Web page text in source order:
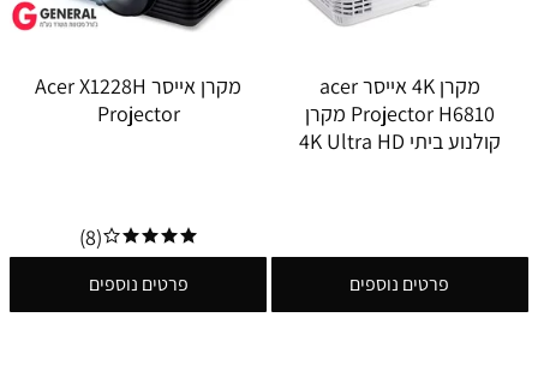
מקרן 4K אייסר acer
Projector H6810 מקרן
קולנוע ביתי 4K Ultra HD
פרטים נוספים
מקרן אייסר Acer X1228H
Projector
(8)
פרטים נוספים